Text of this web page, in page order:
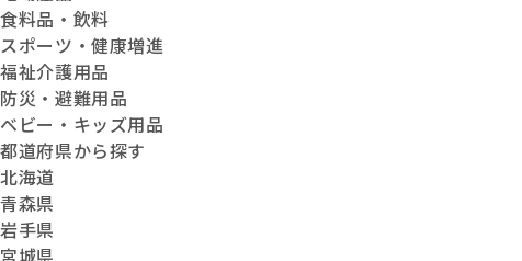
食料品・飲料
スポーツ・健康増進
福祉介護用品
防災・避難用品
ベビー・キッズ用品
都道府県から探す
北海道
青森県
岩手県
宮城県